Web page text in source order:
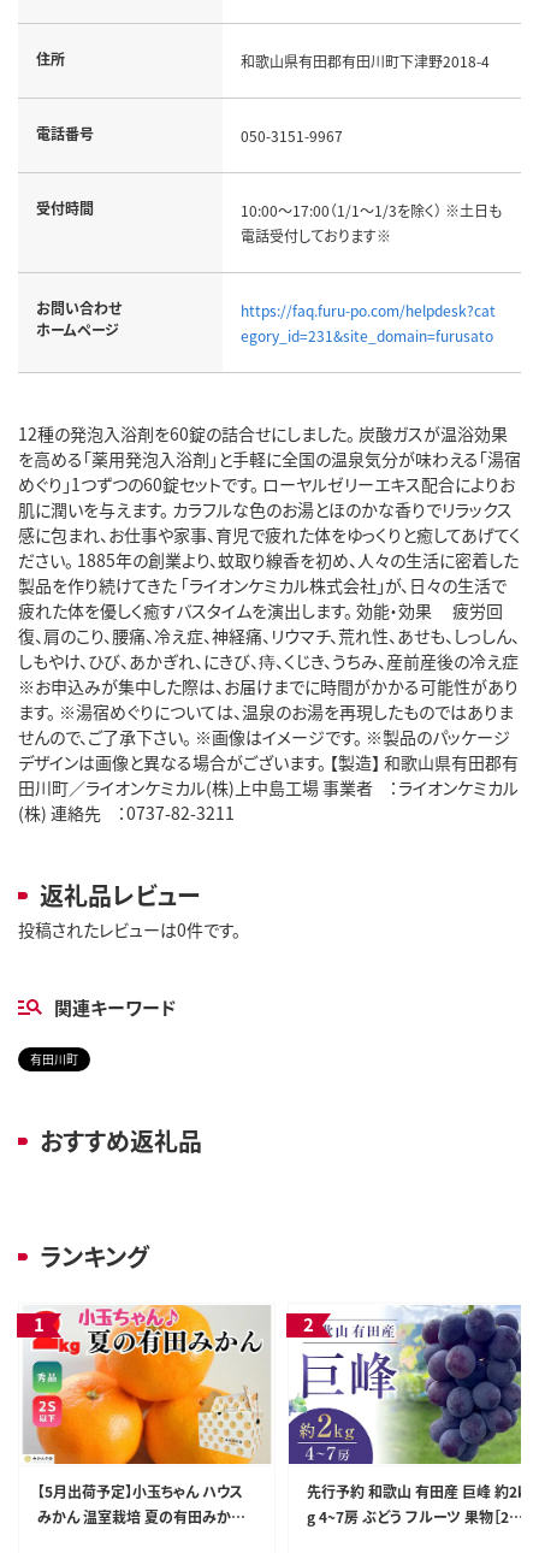
住所 和歌山県有田郡有田川町下津野2018-4
電話番号 050-3151-9967
受付時間
10:00～17:00（1/1～1/3を除く） ※土日も
電話受付しております※
お問い合わせ
ホームページ
https://faq.furu-po.com/helpdesk?cat
egory_id=231&site_domain=furusato
12種の発泡入浴剤を60錠の詰合せにしました。 炭酸ガスが温浴効果
を高める「薬用発泡入浴剤」と手軽に全国の温泉気分が味わえる「湯宿
めぐり」1つずつの60錠セットです。 ローヤルゼリーエキス配合によりお
肌に潤いを与えます。 カラフルな色のお湯とほのかな香りでリラックス
感に包まれ、お仕事や家事、育児で疲れた体をゆっくりと癒してあげてく
ださい。 1885年の創業より、蚊取り線香を初め、人々の生活に密着した
製品を作り続けてきた 「ライオンケミカル株式会社」が、日々の生活で
疲れた体を優しく癒すバスタイムを演出します。 効能・効果 疲労回
復、肩のこり、腰痛、冷え症、神経痛、リウマチ、荒れ性、あせも、しっしん、
しもやけ、ひび、あかぎれ、にきび、痔、くじき、うちみ、産前産後の冷え症
※お申込みが集中した際は、お届けまでに時間がかかる可能性があり
ます。 ※湯宿めぐりについては、温泉のお湯を再現したものではありま
せんので、ご了承下さい。 ※画像はイメージです。 ※製品のパッケージ
デザインは画像と異なる場合がございます。 【製造】 和歌山県有田郡有
田川町／ライオンケミカル(株)上中島工場 事業者 ：ライオンケミカル
(株) 連絡先 ：0737-82-3211
返礼品レビュー
投稿されたレビューは0件です。
関連キーワード
有田川町
おすすめ返礼品
ランキング
【5月出荷予定】小玉ちゃん ハウス
みかん 温室栽培 夏の有田みかん 2
先行予約 和歌山 有田産 巨峰 約2k
g 4~7房 ぶどう フルーツ 果物［20